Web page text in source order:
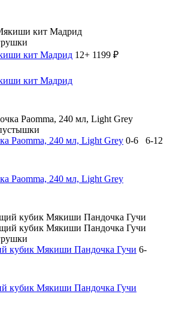
кит Мадрид 12+ 1199 ₽
кит Мадрид
Paomma, 240 мл, Light Grey 0-6 6-12
Paomma, 240 мл, Light Grey
кубик Мякиши Пандочка Гучи 6-
кубик Мякиши Пандочка Гучи